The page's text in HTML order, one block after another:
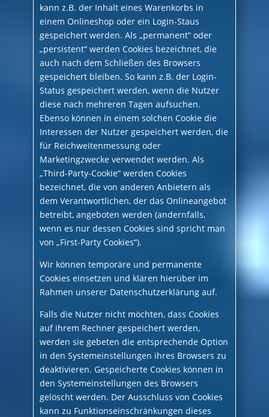
kann z.B. der Inhalt eines Warenkorbs in
einem Onlineshop oder ein Login-Staus
gespeichert werden. Als „permanent“ oder
„persistent“ werden Cookies bezeichnet, die
auch nach dem Schließen des Browsers
gespeichert bleiben. So kann z.B. der Login-
Status gespeichert werden, wenn die Nutzer
diese nach mehreren Tagen aufsuchen.
Ebenso können in einem solchen Cookie die
Interessen der Nutzer gespeichert werden, die
für Reichweitenmessung oder
Marketingzwecke verwendet werden. Als
„Third-Party-Cookie“ werden Cookies
bezeichnet, die von anderen Anbietern als
dem Verantwortlichen, der das Onlineangebot
betreibt, angeboten werden (andernfalls,
wenn es nur dessen Cookies sind spricht man
von „First-Party Cookies“).
Wir können temporäre und permanente
Cookies einsetzen und klären hierüber im
Rahmen unserer Datenschutzerklärung auf.
Falls die Nutzer nicht möchten, dass Cookies
auf ihrem Rechner gespeichert werden,
werden sie gebeten die entsprechende Option
in den Systemeinstellungen ihres Browsers zu
deaktivieren. Gespeicherte Cookies können in
den Systemeinstellungen des Browsers
gelöscht werden. Der Ausschluss von Cookies
kann zu Funktionseinschränkungen dieses